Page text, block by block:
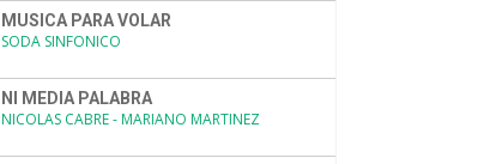
MUSICA PARA VOLAR
SODA SINFONICO
NI MEDIA PALABRA
NICOLAS CABRE - MARIANO MARTINEZ